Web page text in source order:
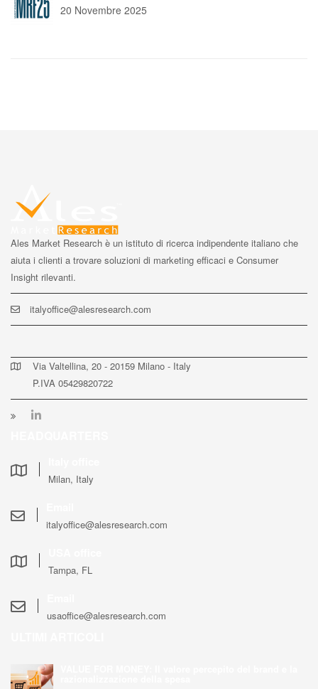
20 Novembre 2025
Ales Market Research è un istituto di ricerca indipendente italiano che
aiuta i clienti a trovare soluzioni di marketing efficaci e Consumer
Insight rilevanti.
italyoffice@alesresearch.com
Via Valtellina, 20 - 20159 Milano - Italy
P.IVA 05429820722
Milan, Italy
italyoffice@alesresearch.com
Tampa, FL
usaoffice@alesresearch.com